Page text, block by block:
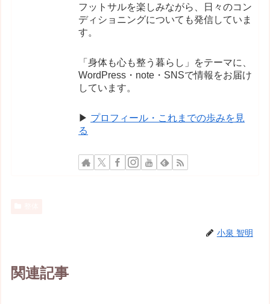
フットサルを楽しみながら、日々のコン
ディショニングについても発信していま
す。
「身体も心も整う暮らし」をテーマに、
WordPress・note・SNSで情報をお届け
しています。
▶ プロフィール・これまでの歩みを見
る
小泉 智明
関連記事